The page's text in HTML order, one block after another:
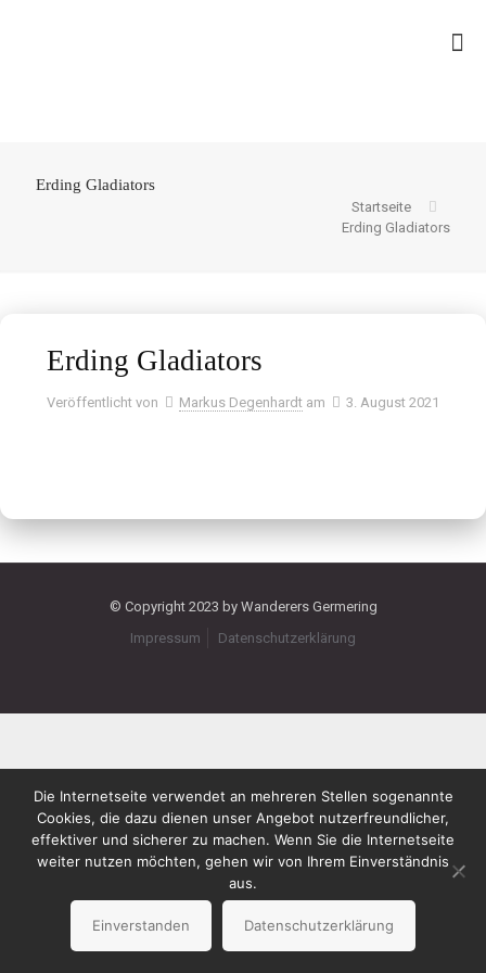
Erding Gladiators
Startseite
Erding Gladiators
Erding Gladiators
Veröffentlicht von Markus Degenhardt am 3. August 2021
© Copyright 2023 by Wanderers Germering
Impressum
Datenschutzerklärung
Die Internetseite verwendet an mehreren Stellen sogenannte
Cookies, die dazu dienen unser Angebot nutzerfreundlicher,
effektiver und sicherer zu machen. Wenn Sie die Internetseite
weiter nutzen möchten, gehen wir von Ihrem Einverständnis
aus.
Einverstanden Datenschutzerklärung